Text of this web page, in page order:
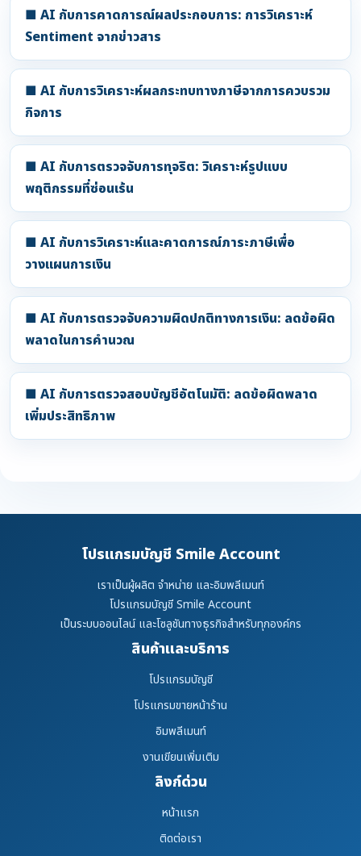
■ AI กับการคาดการณ์ผลประกอบการ: การวิเคราะห์
Sentiment จากข่าวสาร
■ AI กับการวิเคราะห์ผลกระทบทางภาษีจากการควบรวม
กิจการ
■ AI กับการตรวจจับการทุจริต: วิเคราะห์รูปแบบ
พฤติกรรมที่ซ่อนเร้น
■ AI กับการวิเคราะห์และคาดการณ์ภาระภาษีเพื่อ
วางแผนการเงิน
■ AI กับการตรวจจับความผิดปกติทางการเงิน: ลดข้อผิด
พลาดในการคำนวณ
■ AI กับการตรวจสอบบัญชีอัตโนมัติ: ลดข้อผิดพลาด
เพิ่มประสิทธิภาพ
โปรแกรมบัญชี Smile Account
เราเป็นผู้ผลิต จำหน่าย และอิมพลีเมนท์
โปรแกรมบัญชี Smile Account
เป็นระบบออนไลน์ และโซลูชันทางธุรกิจสำหรับทุกองค์กร
สินค้าและบริการ
โปรแกรมบัญชี
โปรแกรมขายหน้าร้าน
อิมพลีเมนท์
งานเขียนเพิ่มเติม
ลิงก์ด่วน
หน้าแรก
ติดต่อเรา